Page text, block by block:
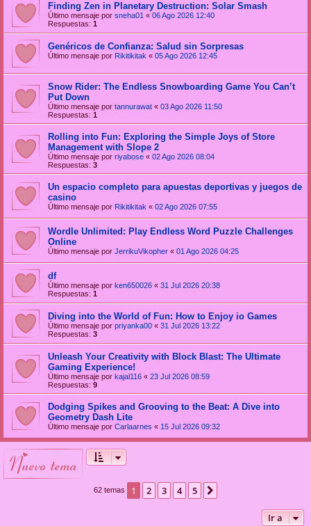
Finding Zen in Planetary Destruction: Solar Smash
Último mensaje por sneha01 « 06 Ago 2026 12:40
Respuestas: 1
Genéricos de Confianza: Salud sin Sorpresas
Último mensaje por Rikitikitak « 05 Ago 2026 12:45
Snow Rider: The Endless Snowboarding Game You Can’t
Put Down
Último mensaje por tannurawat « 03 Ago 2026 11:50
Respuestas: 1
Rolling into Fun: Exploring the Simple Joys of Store
Management with Slope 2
Último mensaje por riyabose « 02 Ago 2026 08:04
Respuestas: 3
Un espacio completo para apuestas deportivas y juegos de
casino
Último mensaje por Rikitikitak « 02 Ago 2026 07:55
Wordle Unlimited: Play Endless Word Puzzle Challenges
Online
Último mensaje por JerrikuVikopher « 01 Ago 2026 04:25
df
Último mensaje por ken650026 « 31 Jul 2026 20:38
Respuestas: 1
Diving into the World of Fun: How to Enjoy io Games
Último mensaje por priyanka00 « 31 Jul 2026 13:22
Respuestas: 3
Unleash Your Creativity with Block Blast: The Ultimate
Gaming Experience!
Último mensaje por kajal116 « 23 Jul 2026 08:59
Respuestas: 9
Dodging Spikes and Grooving to the Beat: A Dive into
Geometry Dash Lite
Último mensaje por Carlaarnes « 15 Jul 2026 09:32
nuevo tema
62 temas 1 2 3 4 5
Ir a